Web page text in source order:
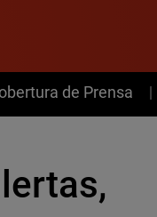
de Prensa